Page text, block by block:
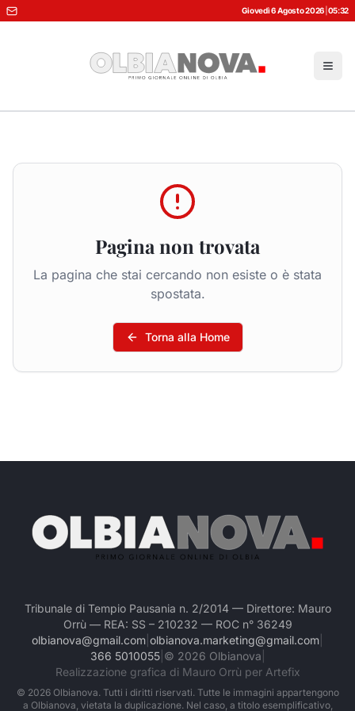
Giovedì 6 Agosto 2026 05:32
Pagina non trovata
La pagina che stai cercando non esiste o è stata
spostata.
Torna alla Home
Tribunale di Tempio Pausania n. 2/2014 — Direttore: Mauro
Orrù — REA: SS – 210232 — ROC n° 36249
olbianova@gmail.com olbianova.marketing@gmail.com
366 5010055| © 2026 Olbianova
Realizzazione grafica di Mauro Orrù per Artefix
© 2026Olbianova. Tutti i diritti riservati. Tutte le immagini appartengono
a Olbianova, vietata la duplicazione. Nel caso, a titolo esemplificativo,